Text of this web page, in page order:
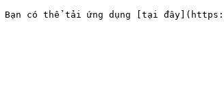
có thể tải ứng dụng [tại đây](https://